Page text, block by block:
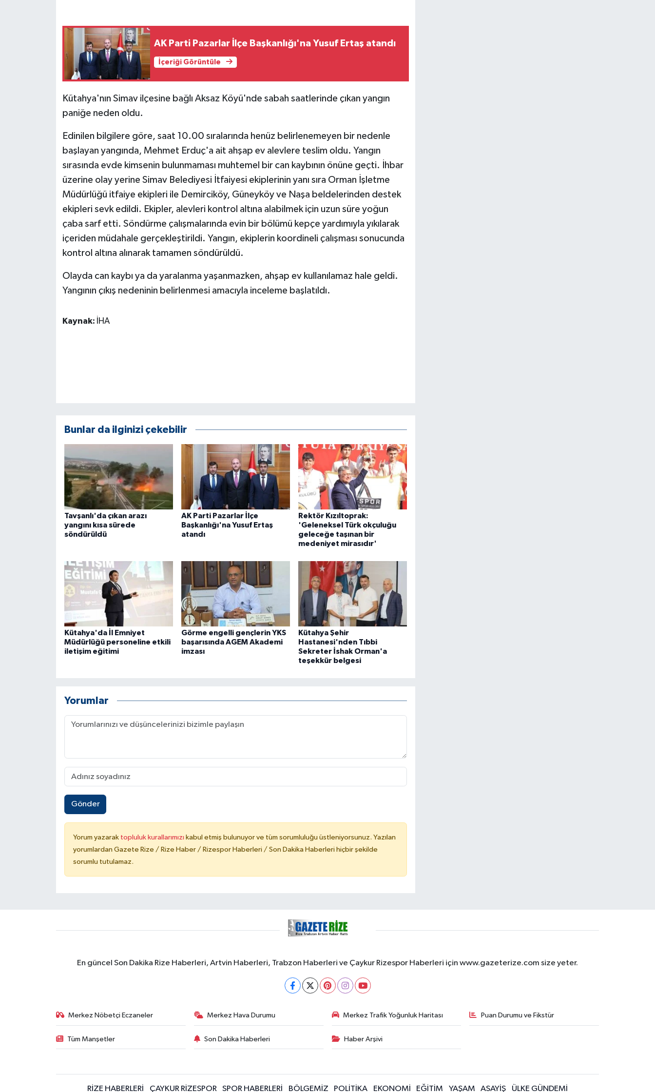
AK Parti Pazarlar İlçe Başkanlığı'na Yusuf Ertaş atandı
İçeriği Görüntüle
Kütahya'nın Simav ilçesine bağlı Aksaz Köyü'nde sabah saatlerinde çıkan yangın
paniğe neden oldu.
Edinilen bilgilere göre, saat 10.00 sıralarında henüz belirlenemeyen bir nedenle
başlayan yangında, Mehmet Erduç'a ait ahşap ev alevlere teslim oldu. Yangın
sırasında evde kimsenin bulunmaması muhtemel bir can kaybının önüne geçti. İhbar
üzerine olay yerine Simav Belediyesi İtfaiyesi ekiplerinin yanı sıra Orman İşletme
Müdürlüğü itfaiye ekipleri ile Demirciköy, Güneyköy ve Naşa beldelerinden destek
ekipleri sevk edildi. Ekipler, alevleri kontrol altına alabilmek için uzun süre yoğun
çaba sarf etti. Söndürme çalışmalarında evin bir bölümü kepçe yardımıyla yıkılarak
içeriden müdahale gerçekleştirildi. Yangın, ekiplerin koordineli çalışması sonucunda
kontrol altına alınarak tamamen söndürüldü.
Olayda can kaybı ya da yaralanma yaşanmazken, ahşap ev kullanılamaz hale geldi.
Yangının çıkış nedeninin belirlenmesi amacıyla inceleme başlatıldı.
Kaynak: İHA
Bunlar da ilginizi çekebilir
Tavşanlı'da çıkan arazı
yangını kısa sürede
söndürüldü
AK Parti Pazarlar İlçe
Başkanlığı'na Yusuf Ertaş
atandı
Rektör Kızıltoprak:
'Geleneksel Türk okçuluğu
geleceğe taşınan bir
medeniyet mirasıdır'
Kütahya'da İl Emniyet
Müdürlüğü personeline etkili
iletişim eğitimi
Görme engelli gençlerin YKS
başarısında AGEM Akademi
imzası
Kütahya Şehir
Hastanesi'nden Tıbbi
Sekreter İshak Orman'a
teşekkür belgesi
Yorumlar
Gönder
Yorum yazarak topluluk kurallarımızı kabul etmiş bulunuyor ve tüm sorumluluğu üstleniyorsunuz. Yazılan
yorumlardan Gazete Rize / Rize Haber / Rizespor Haberleri / Son Dakika Haberleri hiçbir şekilde
sorumlu tutulamaz.
En güncel Son Dakika Rize Haberleri, Artvin Haberleri, Trabzon Haberleri ve Çaykur Rizespor Haberleri için www.gazeterize.com size yeter.
Merkez Nöbetçi Eczaneler Merkez Hava Durumu Merkez Trafik Yoğunluk Haritası Puan Durumu ve Fikstür
Tüm Manşetler Son Dakika Haberleri Haber Arşivi
RİZE HABERLERİ ÇAYKUR RİZESPOR SPOR HABERLERİ BÖLGEMİZ POLİTİKA EKONOMİ EĞİTİM YAŞAM ASAYİŞ ÜLKE GÜNDEMİ
HABERDE İNSAN
İş Dünyası
KÜLTÜR SANAT
Otomobil
POLİTİKA
ÜLKE GÜNDEMİ
Yerel Haberler